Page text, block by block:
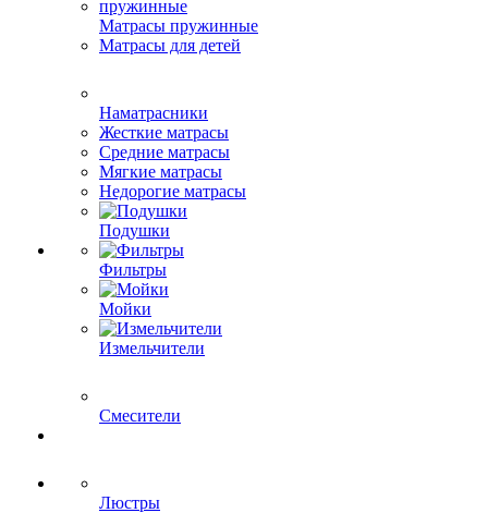
Матрасы пружинные
Матрасы для детей
Наматрасники
Жесткие матрасы
Средние матрасы
Мягкие матрасы
Недорогие матрасы
Подушки
Фильтры
Мойки
Измельчители
Смесители
Люстры